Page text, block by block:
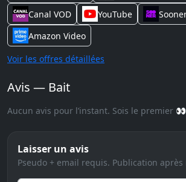
Canal VOD
YouTube
Amazon Video
Voir les offres détaillées
Avis — Bait
Aucun avis pour l’instant. Sois le premier 👀
Laisser un avis
Pseudo + email requis. Publication